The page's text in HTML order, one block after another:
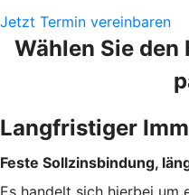
Jetzt Termin vereinbaren
Wählen Sie den
Langfristiger
Feste Sollzinsbindung,
Es handelt sich hierbei um